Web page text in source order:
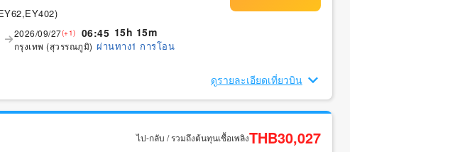
)
2026/09/27(+1) 06:45
กรุงเทพ (สุวรรณภูมิ)
15h 15m
ผ่านทาง1 การโอน
ดูรายละเอียดเที่ยวบิน
ไป-กลับ / รวมถึงต้นทุนเชื้อเพลิงTHB30,027